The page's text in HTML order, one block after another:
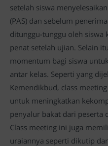
setelah siswa
(PAS) dan sebelum
ditunggu-tunggu oleh siswa
penat setelah ujian. Selain
momentum bagi siswa
antar kelas. Seperti yang
Kemendikbud, class
untuk meningkatkan
penyalur bakat dari peserta
Class meeting ini juga
uraiannya seperti dikutip